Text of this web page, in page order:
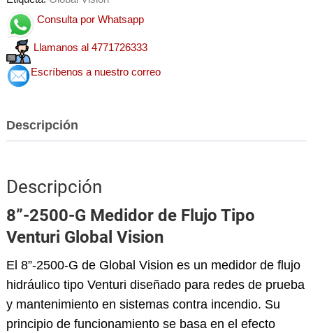
Consulta por Whatsapp
Llamanos al 4771726333
Escríbenos a nuestro correo
Descripción
Descripción
8”-2500-G Medidor de Flujo Tipo
Venturi Global Vision
El 8”-2500-G de Global Vision es un medidor de flujo
hidráulico tipo Venturi diseñado para redes de prueba
y mantenimiento en sistemas contra incendio. Su
principio de funcionamiento se basa en el efecto